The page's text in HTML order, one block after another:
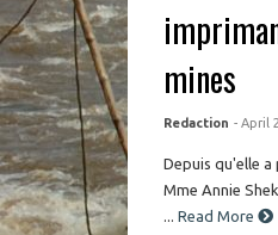
mines
Redaction - April
Depuis qu'elle
Mme Annie
... Read More